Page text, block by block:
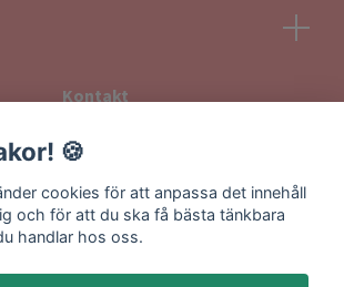
Kontakt
Returvillkor
Information om frakt
🍪
cookies för att anpassa det innehåll
och för att du ska få bästa tänkbara
handlar hos oss.